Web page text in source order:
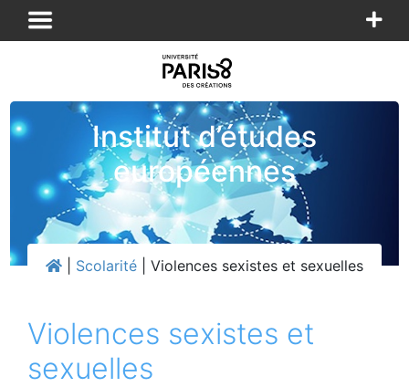
Panneau de gestion des cookies
Institut d’études
européennes
Scolarité Violences sexistes et sexuelles
Violences sexistes et
sexuelles